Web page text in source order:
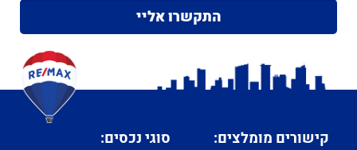
קישורים מומלצים: סוגי נכסים: